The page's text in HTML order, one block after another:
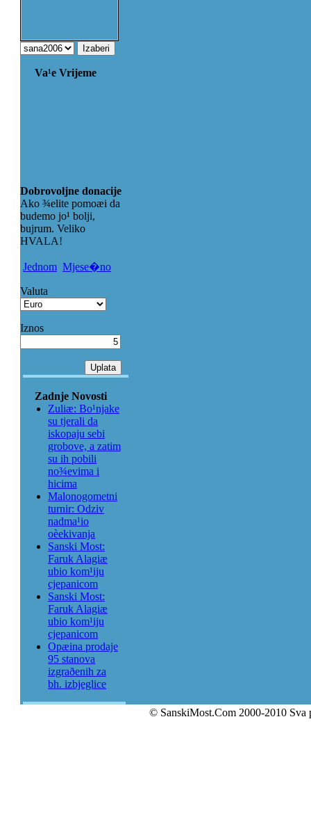
Va¹e Vrijeme
Dobrovoljne donacije
Ako ¾elite pomoæi da
budemo jo¹ bolji,
bujrum. Veliko
HVALA!
Jednom Mjese�no
Valuta
Iznos
Zadnje Novosti
Zuliæ: Bo¹njake
su tjerali da
iskopaju sebi
grobove, a zatim
su ih pobili
no¾evima i
hicima
Malonogometni
turnir: Odziv
nadma¹io
oèekivanja
Sanski Most:
Faruk Alagiæ
ubio kom¹iju
cjepanicom
Sanski Most:
Faruk Alagiæ
ubio kom¹iju
cjepanicom
Opæina prodaje
95 stanova
izgraðenih za
bh. izbjeglice
© SanskiMost.Com 2000-2010